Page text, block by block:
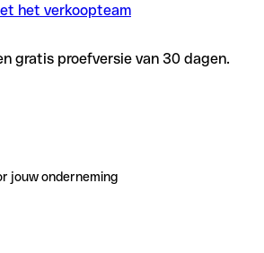
het verkoopteam
gratis proefversie van 30 dagen.
jouw onderneming